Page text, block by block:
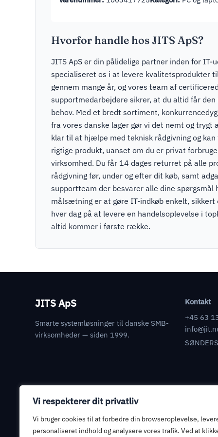
Vi respekterer dit privatliv
Vi bruger cookies til at forbedre din browseroplevelse,
personaliseret indhold og analysere vores trafik. Ved at
Hvorfor handle hos JITS ApS?
JITS ApS er din pålidelige partner inden for IT-
specialiseret os i at levere kvalitetsprodukter
gennem mange år, og vores team af
supportmedarbejdere sikrer, at du altid får
behov. Med et bredt sortiment,
fra vores danske lager gør vi det nemt og trygt
klar til at hjælpe med teknisk rådgivning og kan
rigtige produkt, uanset om du er privat
virksomhed. Du får 14 dages returret på alle
rådgivning før, under og efter dit køb, samt
supportteam der besvarer alle dine spørgsmål
målsætning er at gøre IT-indkøb enkelt, sikkert
hver dag på at levere en handelsoplevelse i
altid kommer i første række.
JITS ApS
Smarte systemløsninger til danske SMB-
virksomheder — siden 1999.
Kontakt
+45 63
Juridisk
Databehandleraftale
Informationssikkerhed